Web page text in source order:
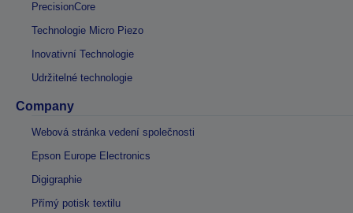
PrecisionCore
Technologie Micro Piezo
Inovativní Technologie
Udržitelné technologie
Company
Webová stránka vedení společnosti
Epson Europe Electronics
Digigraphie
Přímý potisk textilu